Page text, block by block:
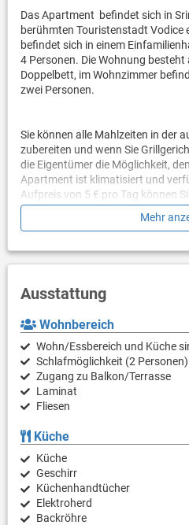
Das Apartment befindet sich in
berühmten Touristenstadt Vodice
befindet sich in einem
4 Personen. Die Wohnung
Doppelbett, im Wohnzimmer
zwei Personen.
Sie können alle Mahlzeiten in der
zubereiten und wenn Sie
die Eigentümer die Möglichkeit,
Apartment ist klimatisiert und
Aufpreis von 5 € pro Tag können
Apartment mitbringen.
Mehr
Ausstattung
Wohnbereich
Wohn/Essbereich und Küche
Schlafmöglichkeit (2 Personen)
Zugang zu Balkon/Terrasse
Laminat
Fliesen
Küche
Küche
Geschirr
Küchenhandtücher
Elektroherd
Backröhre